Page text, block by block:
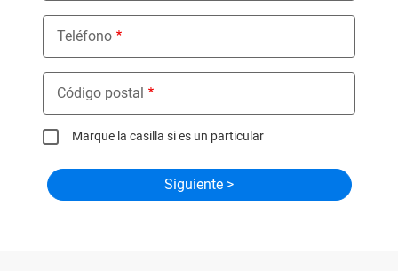
Teléfono
Código postal
Marque la casilla si es un particular